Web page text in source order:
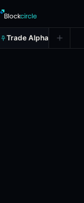
Trade Alpha